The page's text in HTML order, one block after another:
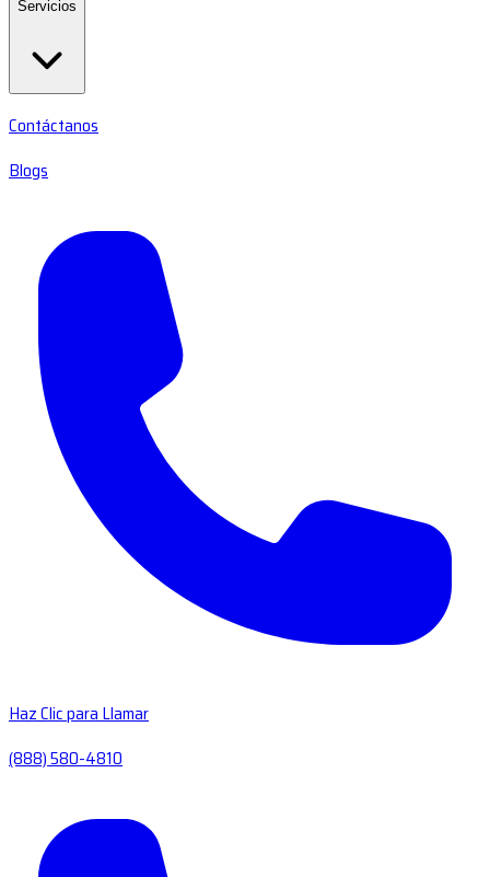
Servicios
Contáctanos
Blogs
Haz Clic para Llamar
(888) 580-4810